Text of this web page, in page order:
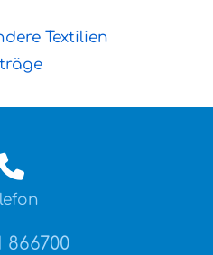
Textilien
866700